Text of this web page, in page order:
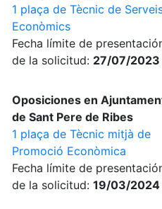
1 plaça de Tècnic de
Econòmics
Fecha límite de
de la solicitud: 27/07/2023
Oposiciones en
de Sant Pere de Ribes
1 plaça de Tècnic mitjà de
Promoció Econòmica
Fecha límite de
de la solicitud: 19/03/2024